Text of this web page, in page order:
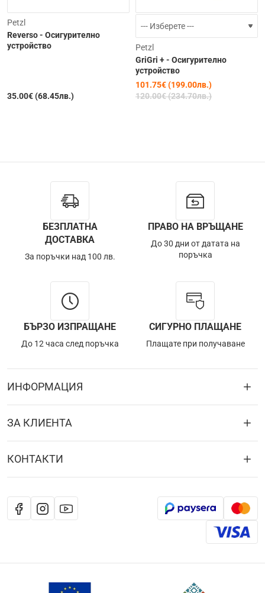
Petzl
Reverso - Осигурително
устройство
35.00€ (68.45лв.)
Petzl
GriGri + - Осигурително
устройство
101.75€ (199.00лв.)
120.00€ (234.70лв.)
БЕЗПЛАТНА
ДОСТАВКА
За поръчки над 100 лв.
ПРАВО НА ВРЪЩАНЕ
До 30 дни от датата на
поръчка
БЪРЗО ИЗПРАЩАНЕ
До 12 часа след поръчка
СИГУРНО ПЛАЩАНЕ
Плащате при получаване
ИНФОРМАЦИЯ
ЗА КЛИЕНТА
КОНТАКТИ